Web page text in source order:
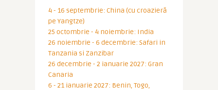
4 - 16 septembrie: China (cu croazieră
pe Yangtze)
25 octombrie - 4 noiembrie: India
26 noiembrie - 6 decembrie: Safari in
Tanzania si Zanzibar
26 decembrie - 2 ianuarie 2027: Gran
Canaria
6 - 21 ianuarie 2027: Benin, Togo,